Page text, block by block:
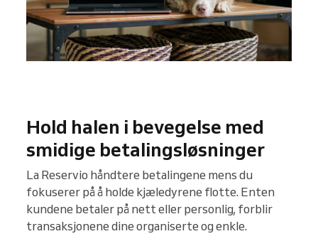
Hold halen i bevegelse med
smidige betalingsløsninger
La Reservio håndtere betalingene mens du
fokuserer på å holde kjæledyrene flotte. Enten
kundene betaler på nett eller personlig, forblir
transaksjonene dine organiserte og enkle.